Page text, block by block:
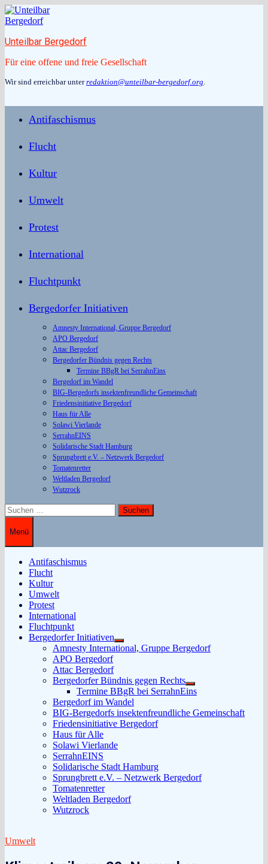
Zum
Inhalt
Unteilbar Bergedorf
Für eine offene und freie Gesellschaft
Wir sind erreichbar unterredaktion@unteilbar-bergedorf.org.
Antifaschismus
Flucht
Kultur
Umwelt
Protest
International
Fluchtpunkt
Bergedorfer Initiativen
Amnesty International, Gruppe Bergedorf
APO Bergedorf
Attac Bergedorf
Bergedorfer Bündnis gegen Rechts
Termine BBgR bei SerrahnEins
Bergedorf im Wandel
BIG-Bergedorfs insektenfreundliche Gemeinschaft
Friedensinitiative Bergedorf
Haus für Alle
Solawi Vierlande
SerrahnEINS
Solidarische Stadt Hamburg
Sprungbrett e.V. – Netzwerk Bergedorf
Tomatenretter
Weltladen Bergedorf
Wutzrock
Suchen
nach:
Menü
Antifaschismus
Flucht
Kultur
Umwelt
Protest
International
Fluchtpunkt
Bergedorfer Initiativen
Untermenü
anzeigen
Amnesty International, Gruppe Bergedorf
APO Bergedorf
Attac Bergedorf
Bergedorfer Bündnis gegen Rechts
Untermenü
anzeigen
Termine BBgR bei SerrahnEins
Bergedorf im Wandel
BIG-Bergedorfs insektenfreundliche Gemeinschaft
Friedensinitiative Bergedorf
Haus für Alle
Solawi Vierlande
SerrahnEINS
Solidarische Stadt Hamburg
Sprungbrett e.V. – Netzwerk Bergedorf
Tomatenretter
Weltladen Bergedorf
Wutzrock
Umwelt